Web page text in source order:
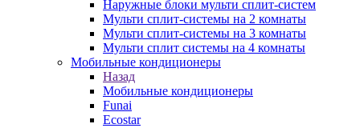
Наружные блоки мульти сплит-систем
Мульти сплит-системы на 2 комнаты
Мульти сплит-системы на 3 комнаты
Мульти сплит системы на 4 комнаты
Мобильные кондиционеры
Назад
Мобильные кондиционеры
Funai
Ecostar